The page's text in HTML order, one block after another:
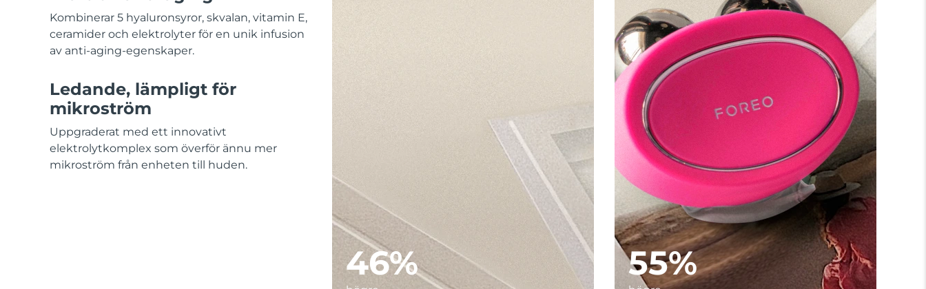
Kombinerar 5 hyaluronsyror, skvalan, vitamin E,
ceramider och elektrolyter för en unik infusion
av anti-aging-egenskaper.
Ledande, lämpligt för
mikroström
Uppgraderat med ett innovativt
elektrolytkomplex som överför ännu mer
mikroström från enheten till huden.
46% 55%
All acne treatment devices
All revitalizing eye massagers
KIWI™-hudvård
Advanced pore care essentials
Serum
For healthy hair
issa™ Teeth Whitening Gel
18% PAP
Kosmetika
Man
Handla allt